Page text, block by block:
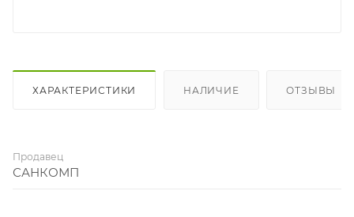
ХАРАКТЕРИСТИКИ НАЛИЧИЕ ОТЗЫВЫ
Продавец
САНКОМП